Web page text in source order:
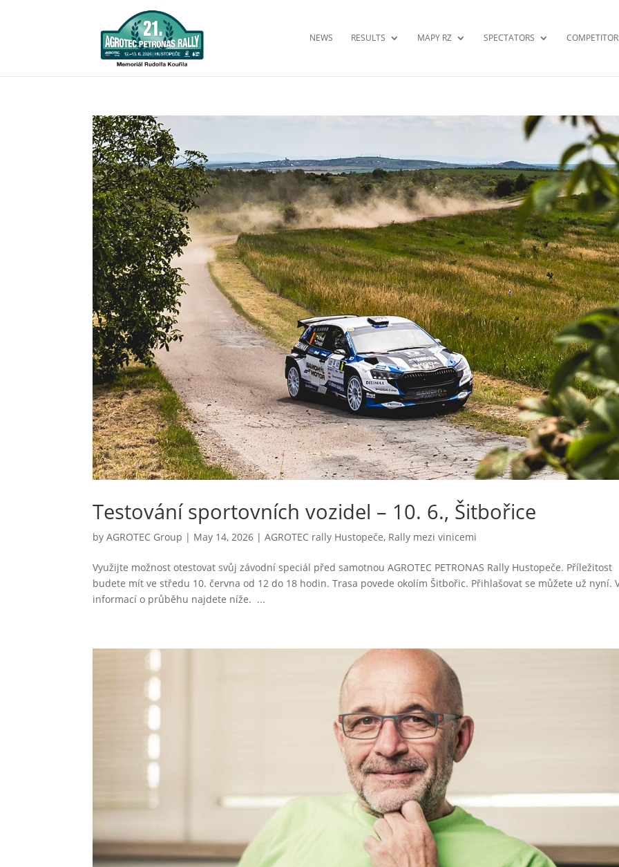
NEWS RESULTS MAPY RZ SPECTATORS
Testování sportovních vozidel – 10. 6., Šitbořice
byAGROTEC Group | May 14, 2026 |AGROTEC rally Hustopeče, Rally mezi vinicemi
Využijte možnost otestovat svůj závodní speciál před samotnou AGROTEC PETRONAS Rally Hustopeče. Příležitost
budete mít ve středu 10. června od 12 do 18 hodin. Trasa povede okolím Šitbořic. Přihlašovat se můžete už nyní.
informací o průběhu najdete níže. ...